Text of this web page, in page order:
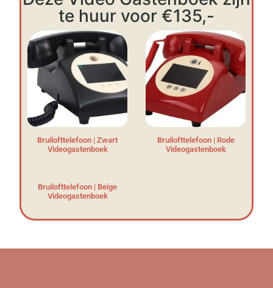
te huur voor €135,-
Bruilofttelefoon | Zwart
Videogastenboek
Bruilofttelefoon | Rode
Videogastenboek
Bruilofttelefoon | Beige
Videogastenboek